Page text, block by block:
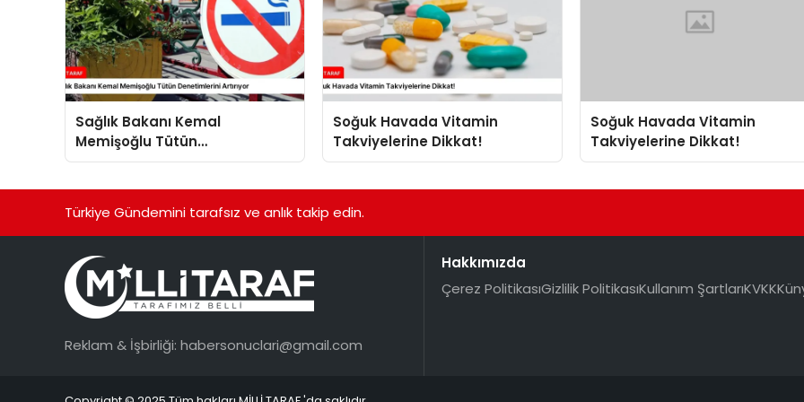
Sağlık Bakanı Kemal
Memişoğlu Tütün
Denetimlerini Artırıyor
Soğuk Havada Vitamin
Takviyelerine Dikkat!
Soğuk Havada Vitamin
Takviyelerine Dikkat!
Türkiye Gündemini tarafsız ve anlık takip edin.
Reklam & İşbirliği: habersonuclari@gmail.com
Hakkımızda
Çerez PolitikasıGizlilik PolitikasıKullanım ŞartlarıKVKK